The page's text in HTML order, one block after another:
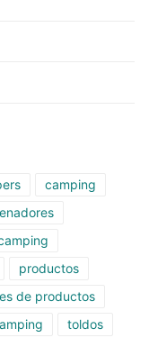
camping
productos
de productos
toldos